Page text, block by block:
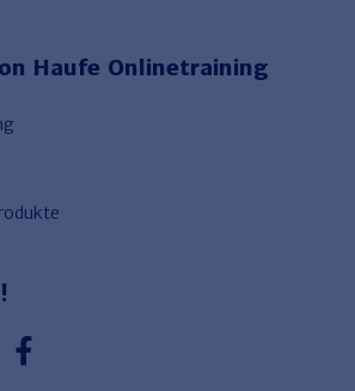
Haufe Onlinetraining